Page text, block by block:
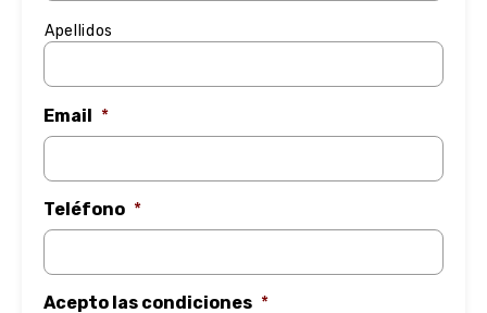
Apellidos
Email *
Teléfono *
Acepto las condiciones *